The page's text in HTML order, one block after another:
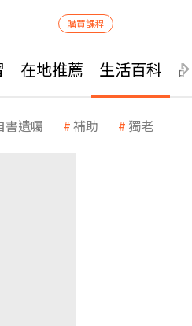
購買課程
在地推薦 生活百科
書遺囑 補助 獨老